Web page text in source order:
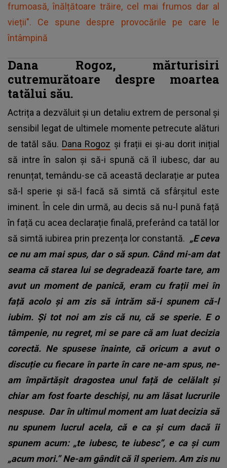
frumoasă, înălțătoare trăire, cel mai frumos dar al
vieții". Ce spune despre provocările pe care le
întâmpină
Dana Rogoz, mărturisiri
cutremurătoare despre moartea
tatălui său.
Actrița a dezvăluit și un detaliu extrem de personal și
sensibil legat de ultimele momente petrecute alături
de tatăl său. Dana Rogoz și frații ei și-au dorit inițial
să intre în salon și să-i spună că îl iubesc, dar au
renunțat, temându-se că această declarație ar putea
să-l sperie și să-l facă să simtă că sfârșitul este
iminent. În cele din urmă, au decis să nu-l pună față
în față cu acea declarație finală, preferând ca tatăl lor
să simtă iubirea prin prezența lor constantă. „E ceva
ce nu am mai spus, dar o să spun. Când mi-am dat
seama că starea lui se degradează foarte tare, am
avut un moment de panică, eram cu frații mei în
față acolo și am zis să intrăm să-i spunem că-l
iubim. Și tot noi am zis că nu, că se sperie. E o
tâmpenie, nu regret, mi se pare că am luat decizia
corectă. Ne spusese înainte, că oricum a avut o
discuție cu fiecare în parte în care ne-am spus, ne-
am împărtășit dragostea unul față de celălalt și
chiar am fost foarte deschiși, nu am lăsat lucrurile
nespuse. Dar în ultimul moment am luat decizia să
nu spunem lucrul acela, că e ca și cum dacă îi
spunem acum: „te iubesc, te iubesc”, e ca și cum
„acum mori.” Ne-am gândit că îl speriem. Am zis nu